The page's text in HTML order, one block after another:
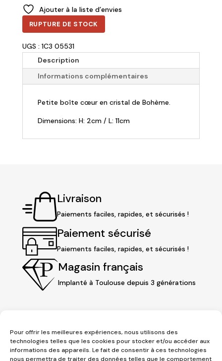
Pour offrir les meilleures expériences, nous utilisons des
technologies telles que les cookies pour stocker et/ou accéder aux
informations des appareils. Le fait de consentir à ces technologies
nous permettra de traiter des données telles que le comportement
Ajouter à la liste d’envies
RUPTURE DE STOCK
UGS : 1C3 05531
Description
Informations complémentaires
Petite boîte cœur en cristal de Bohème.
Dimensions: H: 2cm / L: 11cm
Livraison
Paiements faciles, rapides, et sécurisés !
Paiement sécurisé
Paiements faciles, rapides, et sécurisés !
Magasin français
Implanté à Toulouse depuis 3 générations